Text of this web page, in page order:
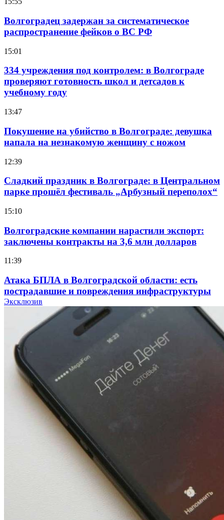
Волгоградец задержан за систематическое
распространение фейков о ВС РФ
15:01
334 учреждения под контролем: в Волгограде
проверяют готовность школ и детсадов к
учебному году
13:47
Покушение на убийство в Волгограде: девушка
напала на незнакомую женщину с ножом
12:39
Сладкий праздник в Волгограде: в Центральном
парке прошёл фестиваль „Арбузный переполох“
15:10
Волгоградские компании нарастили экспорт:
заключены контракты на 3,6 млн долларов
11:39
Атака БПЛА в Волгоградской области: есть
пострадавшие и повреждения инфраструктуры
Волгоградские вузы в топе зарплатного
рейтинга: ВолгГТУ и ВолгГМУ вошли в топ‑15
для химической отрасли и фармацевтики
18:39
В Красноармейском районе Волгограда стартует
конкурс на ремонт моста через Волго‑Донской
судоходный канал
Фестиваль #ТриЧетыре в Волгограде пройдёт
11–13 сентября в рамках Года единства народов
Эксклюзив